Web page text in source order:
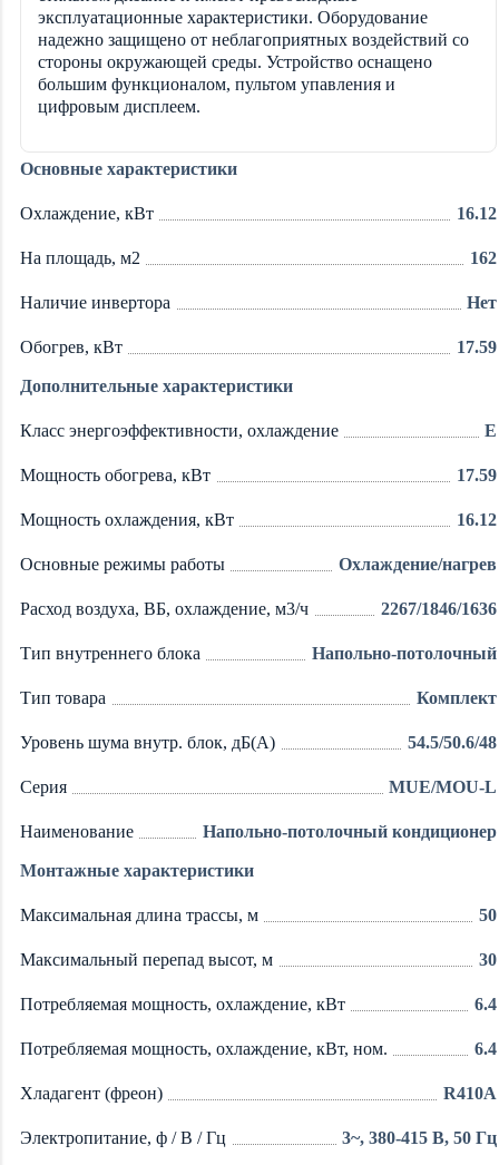
эксплуатационные характеристики. Оборудование
надежно защищено от неблагоприятных воздействий со
стороны окружающей среды. Устройство оснащено
большим функционалом, пультом упавления и
цифровым дисплеем.
Основные характеристики
Охлаждение, кВт 16.12
На площадь, м2 162
Наличие инвертора Нет
Обогрев, кВт 17.59
Дополнительные характеристики
Класс энергоэффективности, охлаждение E
Мощность обогрева, кВт 17.59
Мощность охлаждения, кВт 16.12
Основные режимы работы Охлаждение/нагрев
Расход воздуха, ВБ, охлаждение, м3/ч 2267/1846/1636
Тип внутреннего блока Напольно-потолочный
Тип товара Комплект
Уровень шума внутр. блок, дБ(А) 54.5/50.6/48
Серия MUE/MOU-L
Наименование Напольно-потолочный кондиционер
Монтажные характеристики
Максимальная длина трассы, м 50
Максимальный перепад высот, м 30
Потребляемая мощность, охлаждение, кВт 6.4
Потребляемая мощность, охлаждение, кВт, ном. 6.4
Хладагент (фреон) R410A
Электропитание, ф / В / Гц 3~, 380-415 В, 50 Гц